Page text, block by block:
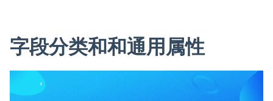
字段分类和和通用属性